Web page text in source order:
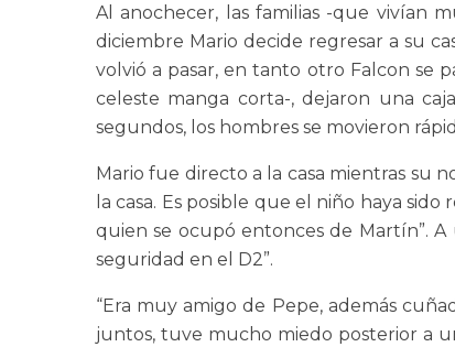
Al anochecer, las familias -que vivían
diciembre Mario decide regresar a su
volvió a pasar, en tanto otro Falcon se
celeste manga corta-, dejaron una
segundos, los hombres se movieron
Mario fue directo a la casa mientras su
la casa. Es posible que el niño haya
quien se ocupó entonces de Martín”.
seguridad en el D2”.
“Era muy amigo de Pepe, además
juntos, tuve mucho miedo posterior a